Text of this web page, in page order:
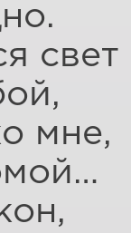
свет
мне,